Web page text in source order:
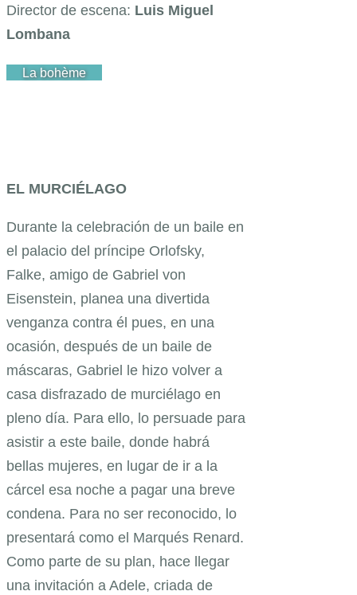
Director de escena: Luis Miguel
Lombana
La bohème
EL MURCIÉLAGO
Durante la celebración de un baile en
el palacio del príncipe Orlofsky,
Falke, amigo de Gabriel von
Eisenstein, planea una divertida
venganza contra él pues, en una
ocasión, después de un baile de
máscaras, Gabriel le hizo volver a
casa disfrazado de murciélago en
pleno día. Para ello, lo persuade para
asistir a este baile, donde habrá
bellas mujeres, en lugar de ir a la
cárcel esa noche a pagar una breve
condena. Para no ser reconocido, lo
presentará como el Marqués Renard.
Como parte de su plan, hace llegar
una invitación a Adele, criada de